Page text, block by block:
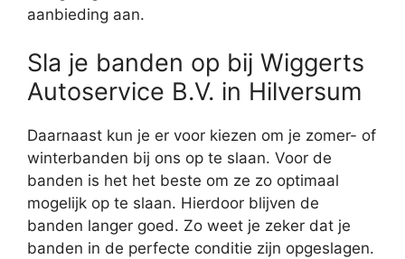
aanbieding aan.
Sla je banden op bij Wiggerts
Autoservice B.V. in Hilversum
Daarnaast kun je er voor kiezen om je zomer- of
winterbanden bij ons op te slaan. Voor de
banden is het het beste om ze zo optimaal
mogelijk op te slaan. Hierdoor blijven de
banden langer goed. Zo weet je zeker dat je
banden in de perfecte conditie zijn opgeslagen.